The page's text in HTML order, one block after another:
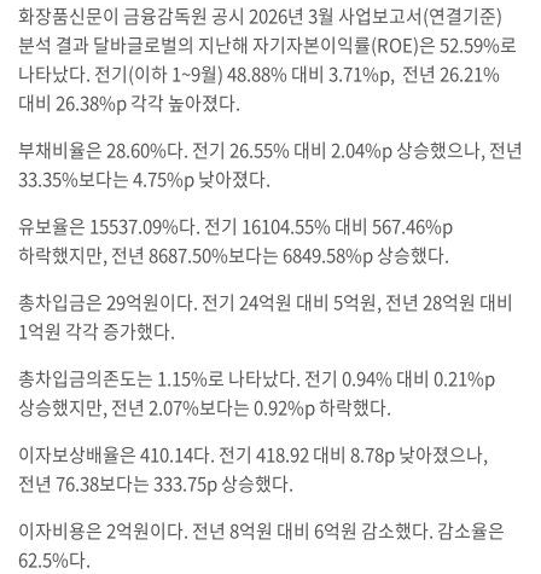
화장품신문이 금융감독원 공시 2026년 3월 사업보고서(연결기준)
분석 결과 달바글로벌의 지난해 자기자본이익률(ROE)은 52.59%로
나타났다. 전기(이하 1~9월) 48.88% 대비 3.71%p, 전년 26.21%
대비 26.38%p 각각 높아졌다.
부채비율은 28.60%다. 전기 26.55% 대비 2.04%p 상승했으나, 전년
33.35%보다는 4.75%p 낮아졌다.
유보율은 15537.09%다. 전기 16104.55% 대비 567.46%p
하락했지만, 전년 8687.50%보다는 6849.58%p 상승했다.
총차입금은 29억원이다. 전기 24억원 대비 5억원, 전년 28억원 대비
1억원 각각 증가했다.
총차입금의존도는 1.15%로 나타났다. 전기 0.94% 대비 0.21%p
상승했지만, 전년 2.07%보다는 0.92%p 하락했다.
이자보상배율은 410.14다. 전기 418.92 대비 8.78p 낮아졌으나,
전년 76.38보다는 333.75p 상승했다.
이자비용은 2억원이다. 전년 8억원 대비 6억원 감소했다. 감소율은
62.5%다.